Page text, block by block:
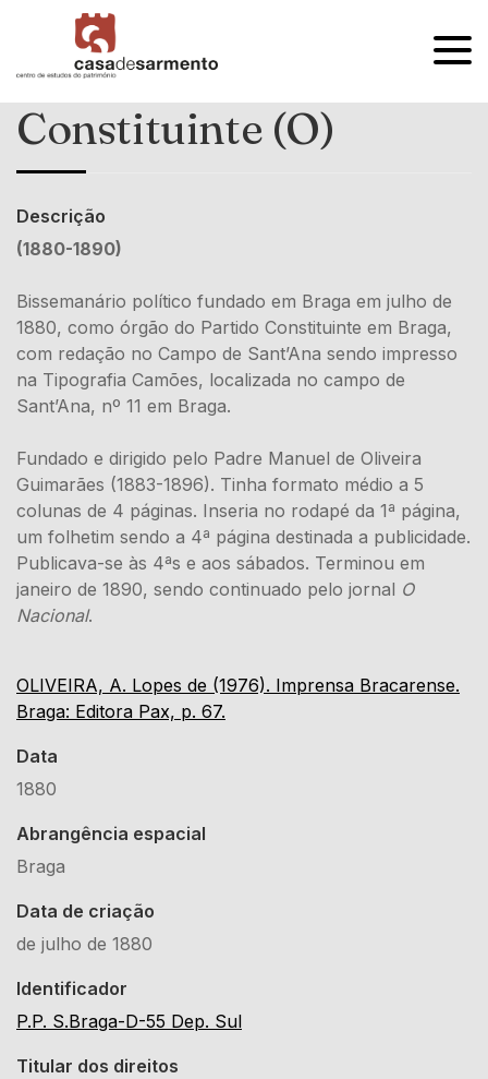
OPEN
Constituinte (O)
Descrição
(1880-1890)
Bissemanário político fundado em Braga em julho de
1880, como órgão do Partido Constituinte em Braga,
com redação no Campo de Sant’Ana sendo impresso
na Tipografia Camões, localizada no campo de
Sant’Ana, nº 11 em Braga.
Fundado e dirigido pelo Padre Manuel de Oliveira
Guimarães (1883-1896). Tinha formato médio a 5
colunas de 4 páginas. Inseria no rodapé da 1ª página,
um folhetim sendo a 4ª página destinada a publicidade.
Publicava-se às 4ªs e aos sábados. Terminou em
janeiro de 1890, sendo continuado pelo jornal O
Nacional.
OLIVEIRA, A. Lopes de (1976). Imprensa Bracarense.
Braga: Editora Pax, p. 67.
Data
1880
Abrangência espacial
Braga
Data de criação
de julho de 1880
Identificador
P.P. S.Braga-D-55 Dep. Sul
Titular dos direitos